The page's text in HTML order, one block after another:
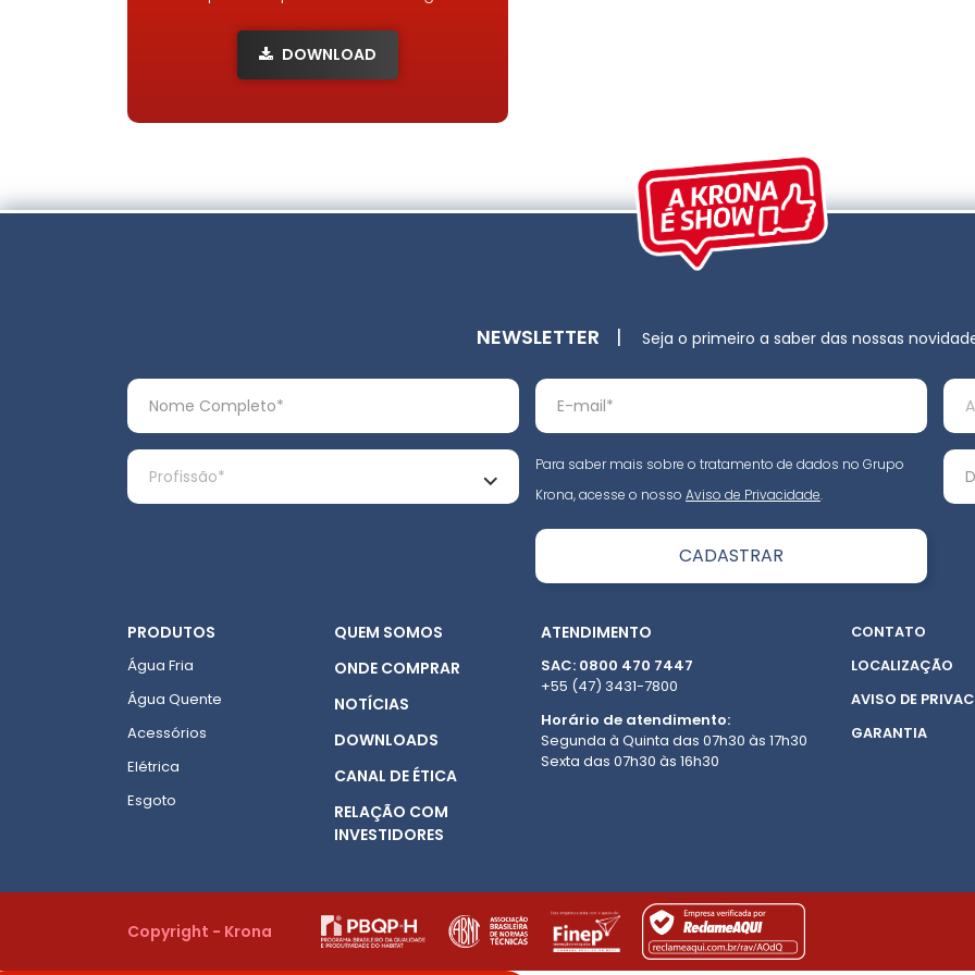
DOWNLOAD
NEWSLETTER | Seja o primeiro a saber das nossas
Para saber mais sobre o tratamento de dados no Grupo
Krona, acesse o nosso Aviso de Privacidade.
PRODUTOS
Água Fria
Água Quente
Acessórios
Elétrica
Esgoto
QUEM SOMOS
ONDE COMPRAR
NOTÍCIAS
DOWNLOADS
CANAL DE ÉTICA
RELAÇÃO COM
INVESTIDORES
ATENDIMENTO
SAC: 0800 470 7447
+55 (47) 3431-7800
Horário de atendimento:
Segunda à Quinta das 07h30 às 17h30
Sexta das 07h30 às 16h30
CONTATO
LOCALIZAÇÃO
AVISO DE
GARANTIA
Copyright - Krona